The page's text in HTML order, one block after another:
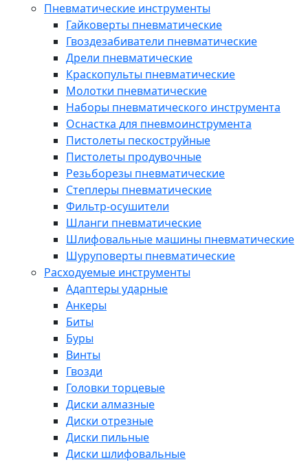
Пневматические инструменты
Гайковерты пневматические
Гвоздезабиватели пневматические
Дрели пневматические
Краскопульты пневматические
Молотки пневматические
Наборы пневматического инструмента
Оснастка для пневмоинструмента
Пистолеты пескоструйные
Пистолеты продувочные
Резьборезы пневматические
Степлеры пневматические
Фильтр-осушители
Шланги пневматические
Шлифовальные машины пневматические
Шуруповерты пневматические
Расходуемые инструменты
Адаптеры ударные
Анкеры
Биты
Буры
Винты
Гвозди
Головки торцевые
Диски алмазные
Диски отрезные
Диски пильные
Диски шлифовальные